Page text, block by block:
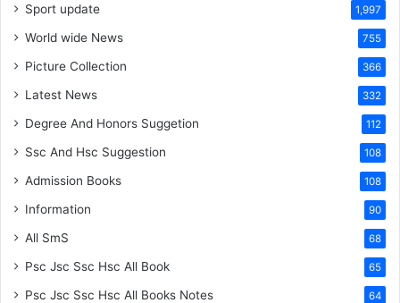
Sport update 1,997
World wide News 755
Picture Collection 366
Latest News 332
Degree And Honors Suggetion 112
Ssc And Hsc Suggestion 108
Admission Books 108
Information 90
All SmS 68
Psc Jsc Ssc Hsc All Book 65
Psc Jsc Ssc Hsc All Books Notes 64